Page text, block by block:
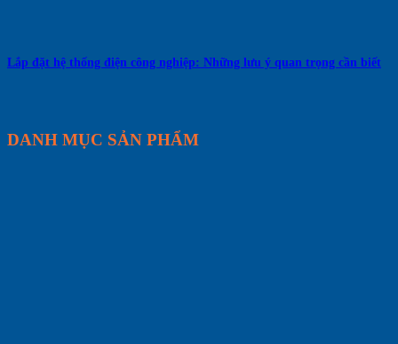
Lắp đặt hệ thống điện công nghiệp: Những lưu ý quan trọng cần biết
DANH MỤC SẢN PHẨM